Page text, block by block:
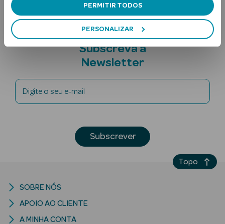
PERMITIR TODOS
PERSONALIZAR
Ver Tudo
Solares Bebé e
Criança
Subscreva a
Newsletter
Digite o seu e-mail
Subscrever
SOBRE NÓS
APOIO AO CLIENTE
A MINHA CONTA
Topo